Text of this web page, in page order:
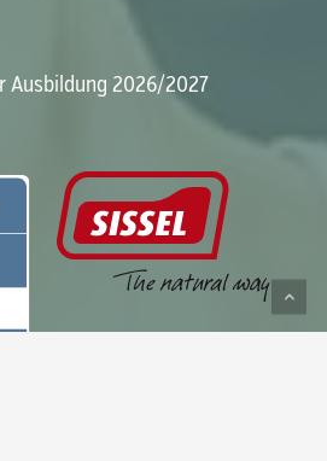
Kasse
Ausbildung 2026/2027